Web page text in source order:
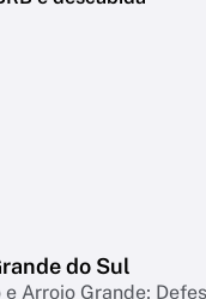
do Sul
Arroio Grande;